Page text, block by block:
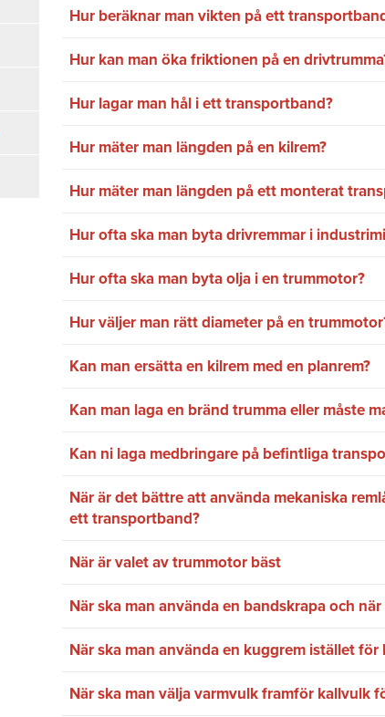
Hur beräknar man vikten på ett
Hur kan man öka friktionen på en
Hur lagar man hål i ett transportband?
Hur mäter man längden på en kilrem?
Hur mäter man längden på ett monterat
Hur ofta ska man byta drivremmar i
Hur ofta ska man byta olja i en trummotor?
Hur väljer man rätt diameter på en
Kan man ersätta en kilrem med en planrem?
Kan man laga en bränd trumma eller måste
Kan ni laga medbringare på befintliga
När är det bättre att använda mekaniska
ett transportband?
När är valet av trummotor bäst
När ska man använda en bandskrapa och
När ska man använda en kuggrem istället för
När ska man välja varmvulk framför kallvulk